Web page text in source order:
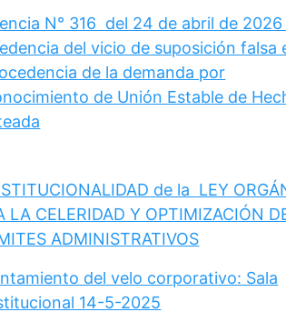
N° 316 del 24 de abril de 2026
del vicio de suposición falsa
de la demanda por
de Unión Estable de
de la LEY
LA CELERIDAD Y OPTIMIZACIÓN
ADMINISTRATIVOS
del velo corporativo: Sala
14-5-2025